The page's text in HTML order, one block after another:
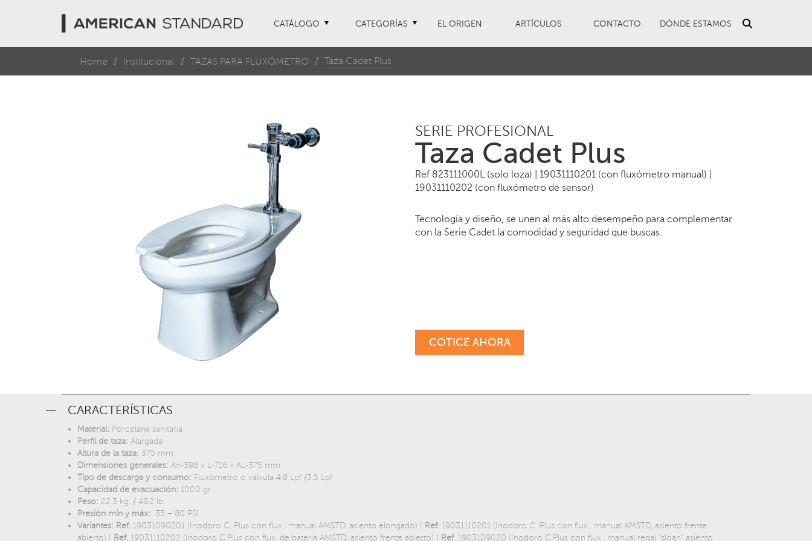
CATÁLOGO CATEGORÍAS EL ORIGEN ARTÍCULOS CONTACTO DÓNDE ESTAMOS
Home Institucional TAZAS PARA FLUXÓMETRO Taza Cadet Plus
SERIE PROFESIONAL
Taza Cadet Plus
Ref 823111000L (solo loza) | 19031110201 (con fluxómetro manual) |
19031110202 (con fluxómetro de sensor)
Tecnología y diseño, se unen al más alto desempeño para complementar
con la Serie Cadet la comodidad y seguridad que buscas.
COTICE AHORA
CARACTERÍSTICAS
Material: Porcelana sanitaria
Perfil de taza: Alargada
Altura de la taza: 375 mm.
Dimensiones generales: An-398 x L-716 x AL-375 mm
Tipo de descarga y consumo: Fluxómetro o válvula 4.8 Lpf /3.5 Lpf
Capacidad de evacuación: 1000 gr.
Peso: 22.3 kg. / 49.2 lb.
Presión mín y máx:
35 – 80 PSI
Variantes: Ref. 19031090201 (Inodoro C. Plus con flux., manual AMSTD, asiento elongado) | Ref. 19031110201 (Inodoro C. Plus con flux., manual AMSTD, asiento frente
abierto) |
Ref. 19031110202 (Inodoro C.Plus con flux. de bateria AMSTD, asiento frente abierto) | Ref. 1903109020 (Inodoro C.Plus con flux., manual regal “sloan“ asiento